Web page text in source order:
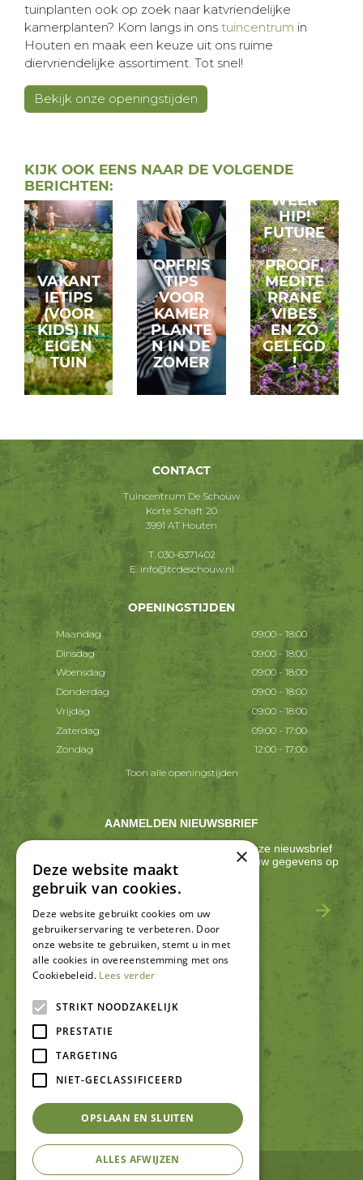
tuinplanten ook op zoek naar katvriendelijke
kamerplanten? Kom langs in ons tuincentrum in
Houten en maak een keuze uit ons ruime
diervriendelijke assortiment. Tot snel!
Bekijk onze openingstijden
KIJK OOK EENS NAAR DE VOLGENDE
BERICHTEN:
VAKANT
IETIPS
(VOOR
KIDS) IN
EIGEN
TUIN
OPFRIS
TIPS
VOOR
KAMER
PLANTE
N IN DE
ZOMER
GRIND
WEER
HIP!
FUTURE
-
PROOF,
MEDITE
RRANE
VIBES
EN ZÓ
GELEGD
!
CONTACT
Tuincentrum De Schouw
Korte Schaft 20
3991 AT Houten
T. 030-6371402
E. info@tcdeschouw.nl
OPENINGSTIJDEN
Maandag
09:00 - 18:00
Dinsdag
09:00 - 18:00
Woensdag
09:00 - 18:00
Donderdag
09:00 - 18:00
Vrijdag
09:00 - 18:00
Zaterdag
09:00 - 17:00
Zondag
12:00 - 17:00
Toon alle openingstijden
AANMELDEN NIEUWSBRIEF
Ontvang ongeveer één keer per 2 weken onze nieuwsbrief
met acties, nieuws & activiteiten! We slaan jouw gegevens op
conform onze
© Tuincentrum De Schouw
×
Deze website maakt
gebruik van cookies.
Deze website gebruikt cookies om uw
gebruikerservaring te verbeteren. Door
onze website te gebruiken, stemt u in met
alle cookies in overeenstemming met ons
Cookiebeleid. Lees verder
STRIKT NOODZAKELIJK
PRESTATIE
TARGETING
NIET-GECLASSIFICEERD
OPSLAAN EN SLUITEN
ALLES AFWIJZEN